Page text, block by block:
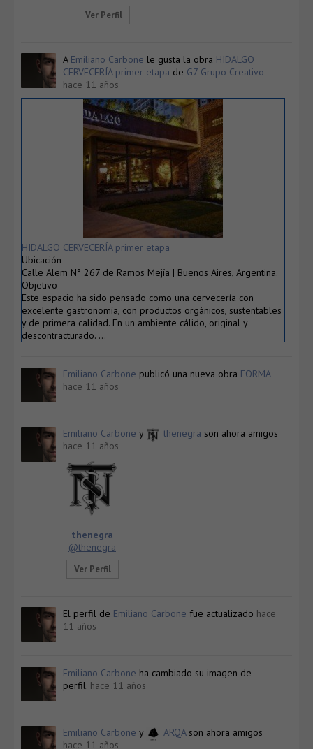
Ver Perfil
A Emiliano Carbone le gusta la obra HIDALGO
CERVECERÍA primer etapa de G7 Grupo Creativo
hace 11 años
HIDALGO CERVECERÍA primer etapa
Ubicación
Calle Alem N° 267 de Ramos Mejía | Buenos Aires, Argentina.
Objetivo
Este espacio ha sido pensado como una cervecería con
excelente gastronomía, con productos orgánicos, sustentables
y de primera calidad. En un ambiente cálido, original y
descontracturado. …
Emiliano Carbone publicó una nueva obra FORMA
hace 11 años
Emiliano Carbone y thenegra son ahora amigos
hace 11 años
thenegra
@thenegra
Ver Perfil
El perfil de Emiliano Carbone fue actualizado hace
11 años
Emiliano Carbone ha cambiado su imagen de
perfil. hace 11 años
Emiliano Carbone y ARQAson ahora amigos
hace 11 años